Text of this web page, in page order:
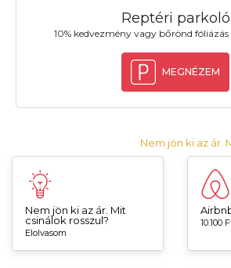
Reptéri parkoló
10% kedvezmény vagy bőrönd fóliázás
MEGNÉZEM
Nem jön ki az ár.
Nem jön ki az ár. Mit
csinálok rosszul?
Elolvasom
10.100